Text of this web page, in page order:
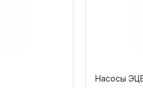
Насосы